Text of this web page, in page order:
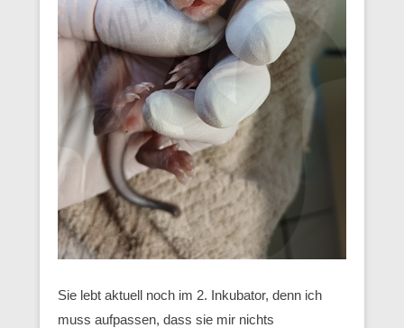
Sie lebt aktuell noch im 2. Inkubator, denn ich
muss aufpassen, dass sie mir nichts